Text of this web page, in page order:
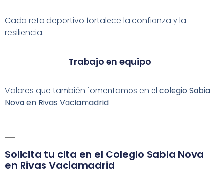
Cada reto deportivo fortalece la confianza y la
resiliencia.
Trabajo en equipo
Valores que también fomentamos en el colegio Sabia
Nova en Rivas Vaciamadrid.
Solicita tu cita en el Colegio Sabia Nova
en Rivas Vaciamadrid